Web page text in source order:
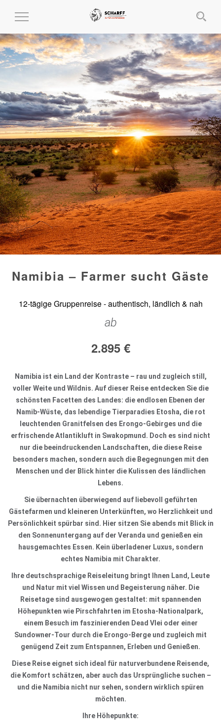
MENÜ
UND
AUSKLAPPEN
Namibia – Farmer sucht Gäste
12-tägige Gruppenreise - authentisch, ländlich & nah
ab
2.895 €
Namibia ist ein Land der Kontraste – rau und zugleich still,
voller Weite und Wildnis. Auf dieser Reise entdecken Sie die
schönsten Facetten des Landes: die endlosen Ebenen der
Namib-Wüste, das lebendige Tierparadies Etosha, die rot
leuchtenden Granitfelsen des Erongo-Gebirges und die
erfrischende Atlantikluft in Swakopmund. Doch es sind nicht
nur die beeindruckenden Landschaften, die diese Reise
besonders machen, sondern auch die Begegnungen mit den
Menschen und der Blick hinter die Kulissen des ländlichen
Lebens.
Sie übernachten überwiegend auf liebevoll geführten
Gästefarmen und kleineren Unterkünften, wo Herzlichkeit und
Persönlichkeit spürbar sind. Hier sitzen Sie abends mit Blick in
den Sonnenuntergang auf der Veranda und genießen ein
hausgemachtes Essen. Kein überladener Luxus, sondern
echtes Namibia mit Charakter.
Ihre deutschsprachige Reiseleitung bringt Ihnen Land, Leute
und Natur mit viel Wissen und Begeisterung näher. Die
Reisetage sind ausgewogen gestaltet: mit spannenden
Höhepunkten wie Pirschfahrten im Etosha-Nationalpark,
einem Besuch im faszinierenden Dead Vlei oder einer
Sundowner-Tour durch die Erongo-Berge und zugleich mit
genügend Zeit zum Entspannen, Erleben und Genießen.
Diese Reise eignet sich ideal für naturverbundene Reisende,
die Komfort schätzen, aber auch das Ursprüngliche suchen –
und die Namibia nicht nur sehen, sondern wirklich spüren
möchten.
Ihre Höhepunkte: